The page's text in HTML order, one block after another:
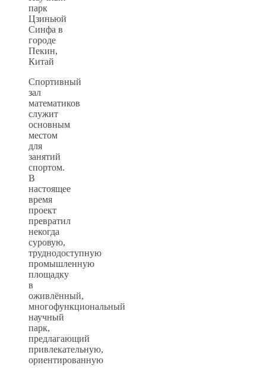
Спортивный
зал
математиков
служит
основным
местом
для
занятий
спортом.
В
настоящее
время
проект
превратил
некогда
суровую,
труднодоступную
промышленную
площадку
в
оживлённый,
многофункциональный
научный
парк,
предлагающий
привлекательную,
ориентированную